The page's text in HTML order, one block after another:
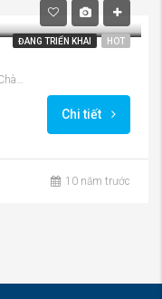
ĐANG TRIỂN KHAI HOT
Phan Rang - Tháp Chàm, Phan Rang–Tháp Chàm, Tỉnh Ninh Thuận, Việt Nam
Chi tiết
10 năm trước